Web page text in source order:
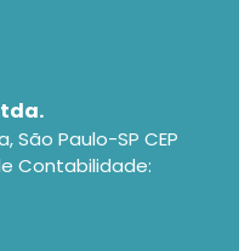
São Paulo-SP CEP
Contabilidade: